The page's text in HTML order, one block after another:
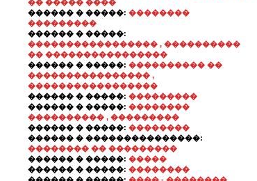
�� ����� ����
������ � �����: ��������
���������
������ � �����:
����������������� , ����������
�� ����������������
������ � �����: ���������� ��
���������������� ,
�����������������
������ � �����: ���������
������ � �����: ��������
���������� , ���������
������ � �����: ��������
������ � ���������������:
�������� �� ���������
������ � �����: �����
������ � �����: ��������